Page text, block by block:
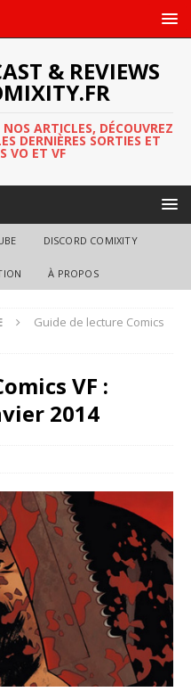
& REVIEWS
ARTICLES, DÉCOUVREZ
DERNIÈRES SORTIES ET
VO ET VF
DISCORD COMIXITY
À PROPOS
Guide de lecture Comics
VF :
2014